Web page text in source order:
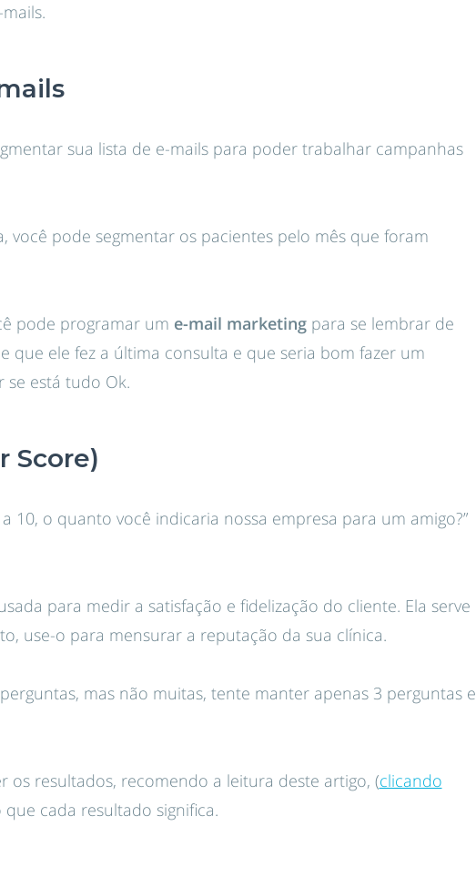
sua lista de e-mails para poder trabalhar campanhas
você pode segmentar os pacientes pelo mês que foram
pode programar um e-mail marketing para se lembrar de
que ele fez a última consulta e que seria bom fazer um
está tudo Ok.
Score)
10, o quanto você indicaria nossa empresa para um amigo?”
para medir a satisfação e fidelização do cliente. Ela serve
use-o para mensurar a reputação da sua clínica.
mas não muitas, tente manter apenas 3 perguntas e
os resultados, recomendo a leitura deste artigo, (clicando
que cada resultado significa.